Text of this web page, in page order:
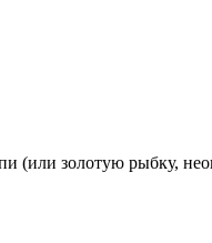
(или золотую рыбку,